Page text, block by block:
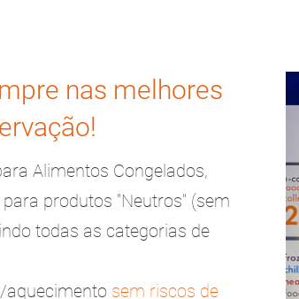
nas melhores
Alimentos Congelados,
produtos "Neutros" (sem
todas as categorias de
aquecimento sem riscos de